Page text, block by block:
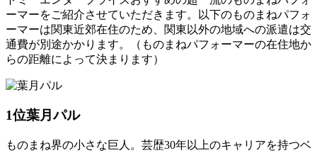
ーマーをご紹介させていただきます。以下のものまねパフォ
ーマーは関東近郊在住のため、関東以外の地域への派遣は交
通費が別途かかります。（ものまねパフォーマーの在住地か
らの距離によって決まります）
1位葉月パル
ものまね界の小さな巨人。芸歴30年以上のキャリアを持つベ